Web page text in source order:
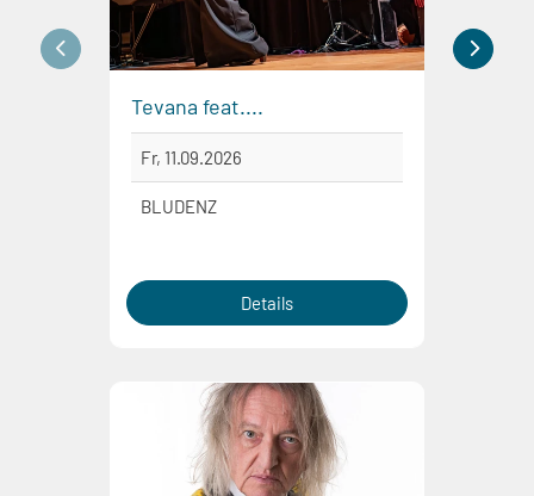
Tevana feat....
Fr, 11.09.2026
BLUDENZ
Details